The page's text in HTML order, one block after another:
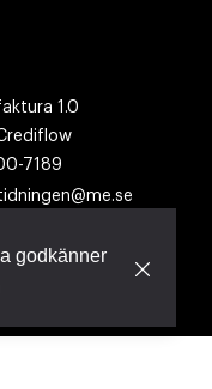
1.0
7189
godkänner